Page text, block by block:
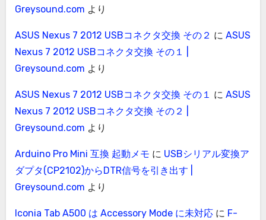
Greysound.com より
ASUS Nexus 7 2012 USBコネクタ交換 その２ に ASUS
Nexus 7 2012 USBコネクタ交換 その１ |
Greysound.com より
ASUS Nexus 7 2012 USBコネクタ交換 その１ に ASUS
Nexus 7 2012 USBコネクタ交換 その２ |
Greysound.com より
Arduino Pro Mini 互換 起動メモ に USBシリアル変換ア
ダプタ(CP2102)からDTR信号を引き出す |
Greysound.com より
Iconia Tab A500 は Accessory Mode に未対応に F-